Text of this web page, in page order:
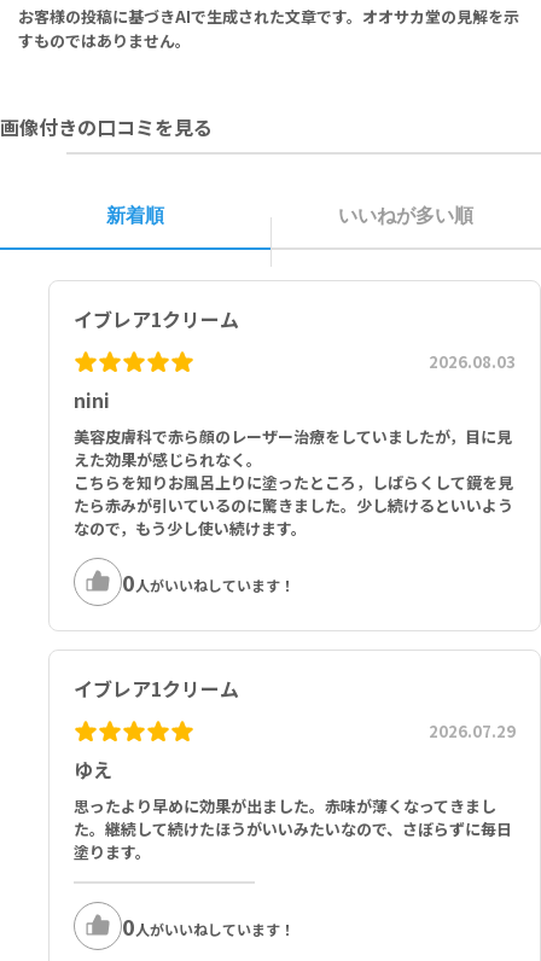
お客様の投稿に基づきAIで生成された文章です。 オオサカ堂の見解を示
すものではありません。
画像付きの口コミを見る
新着順 いいねが多い順
イブレア1クリーム
nini
2026.08.03
美容皮膚科で赤ら顔のレーザー治療をしていましたが，目に見
えた効果が感じられなく。
こちらを知りお風呂上りに塗ったところ，しばらくして鏡を見
たら赤みが引いているのに驚きました。少し続けるといいよう
なので，もう少し使い続けます。
0人がいいねしています！
イブレア1クリーム
ゆえ
2026.07.29
思ったより早めに効果が出ました。赤味が薄くなってきまし
た。継続して続けたほうがいいみたいなので、さぼらずに毎日
塗ります。
0人がいいねしています！